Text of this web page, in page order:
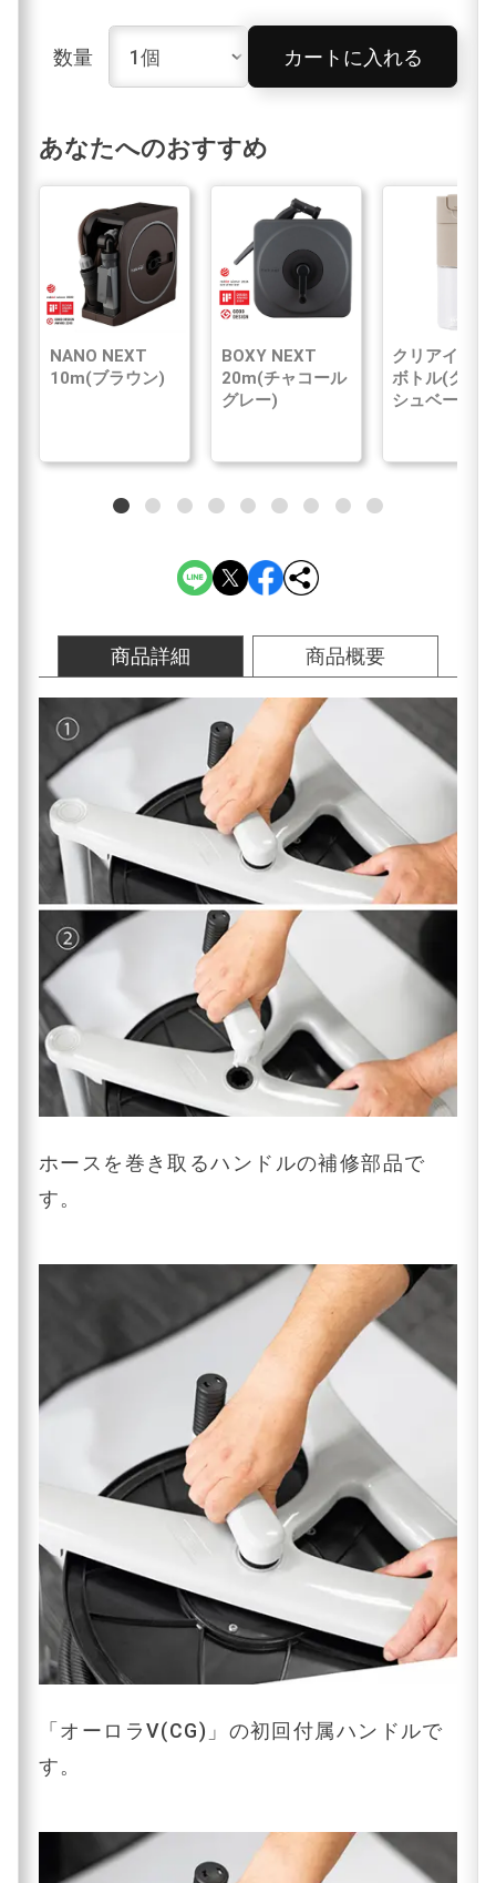
数量 カートに入れる
あなたへのおすすめ
NANO NEXT
10m(ブラウン)
BOXY NEXT
20m(チャコール
グレー)
クリアイン浄
ボトル(グレ
シュベージ
商品詳細 商品概要
ホースを巻き取るハンドルの補修部品で
す。
「オーロラⅤ(CG)」の初回付属ハンドルで
す。